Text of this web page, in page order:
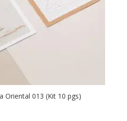
Oriental 013 (Kit 10 pgs)